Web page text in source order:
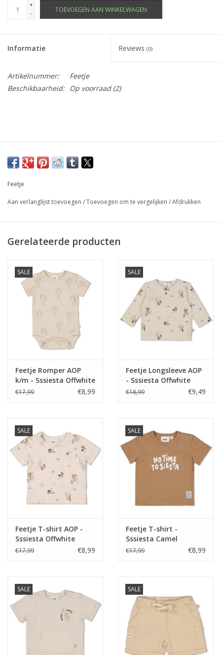
+
-
TOEVOEGEN AAN WINKELWAGEN
Informatie Reviews (0)
Artikelnummer:
Feetje
Beschikbaarheid:
Op voorraad(2)
Feetje
Aan verlanglijst toevoegen /Toevoegen om te vergelijken /Afdrukken
Gerelateerde producten
SALE
Feetje Romper AOP
k/m - Sssiesta Offwhite
melange
€17,99 €8,99
SALE
Feetje Longsleeve AOP
- Sssiesta Offwhite
€18,99 €9,49
SALE
Feetje T-shirt AOP -
Sssiesta Offwhite
€17,99 €8,99
SALE
Feetje T-shirt -
Sssiesta Camel
€17,99 €8,99
SALE SALE